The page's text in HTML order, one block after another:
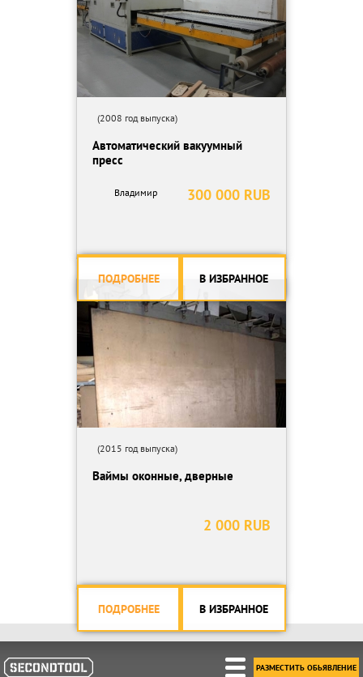
(2008 год выпуска)
Автоматический вакуумный
пресс
300 000 RUB
Владимир
ПОДРОБНЕЕ В ИЗБРАННОЕ
(2015 год выпуска)
Ваймы оконные, дверные
2 000 RUB
ПОДРОБНЕЕ В ИЗБРАННОЕ
РАЗМЕСТИТЬ ОБЬЯВЛЕНИЕ